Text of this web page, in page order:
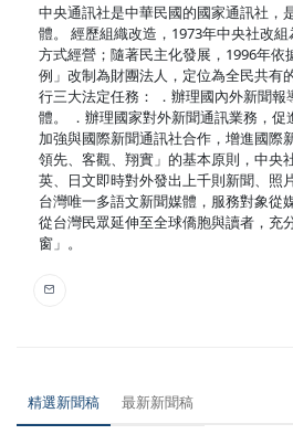
中央通訊社是中華民國的國家通訊社，
體。 經歷組織改造，1973年中央社改
方式經營；隨著民主化發展，1996年依
例」改制為財團法人，定位為全民共有
行三大法定任務： ．辦理國內外新聞
體。 ．辦理國家對外新聞通訊業務，促
加強與國際新聞通訊社合作，增進國際
領先、客觀、翔實」的基本原則，中央
英、日文即時對外發出上千則新聞、照
台灣唯一多語文新聞媒體，服務對象從
從台灣民眾延伸至全球僑胞與讀者，充
窗」。
精選新聞稿 最新新聞稿